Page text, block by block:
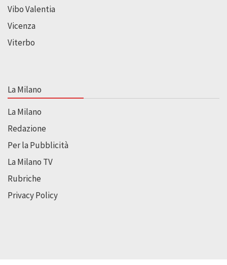
Vibo Valentia
Vicenza
Viterbo
La Milano
La Milano
Redazione
Per la Pubblicità
La Milano TV
Rubriche
Privacy Policy